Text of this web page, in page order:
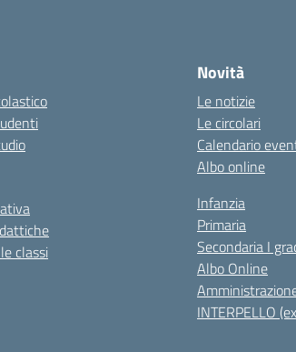
classi
Novità
Le notizie
Le circolari
Calendario
Albo online
Infanzia
Primaria
Secondaria I
Albo Online
INTERPELLO